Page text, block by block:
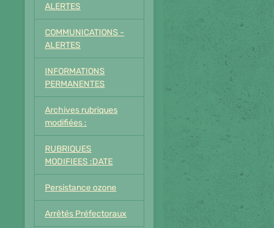
ALERTES
COMMUNICATIONS -
ALERTES
INFORMATIONS
PERMANENTES
Archives rubriques
modifiées :
RUBRIQUES
MODIFIEES :DATE
Persistance ozone
Arrêtés Préfectoraux